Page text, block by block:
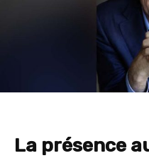
La présence